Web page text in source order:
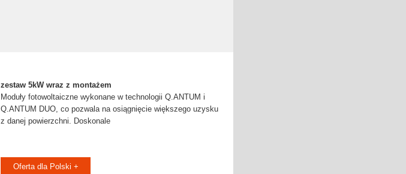
zestaw 5kW wraz z montażem
Moduły fotowoltaiczne wykonane w technologii Q.ANTUM i
Q.ANTUM DUO, co pozwala na osiągnięcie większego uzysku
z danej powierzchni. Doskonale
Oferta dla Polski +